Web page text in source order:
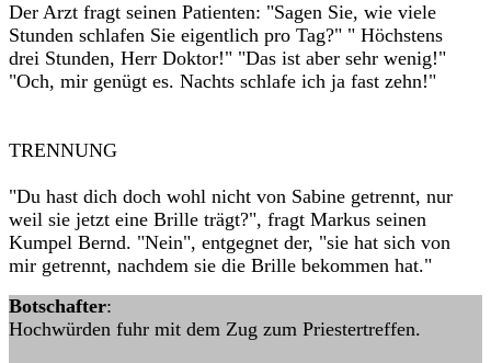
Der Arzt fragt seinen Patienten: "Sagen Sie, wie viele
Stunden schlafen Sie eigentlich pro Tag?" " Höchstens
drei Stunden, Herr Doktor!" "Das ist aber sehr wenig!"
"Och, mir genügt es. Nachts schlafe ich ja fast zehn!"
TRENNUNG
"Du hast dich doch wohl nicht von Sabine getrennt, nur
weil sie jetzt eine Brille trägt?", fragt Markus seinen
Kumpel Bernd. "Nein", entgegnet der, "sie hat sich von
mir getrennt, nachdem sie die Brille bekommen hat."
Botschafter:
Hochwürden fuhr mit dem Zug zum Priestertreffen.